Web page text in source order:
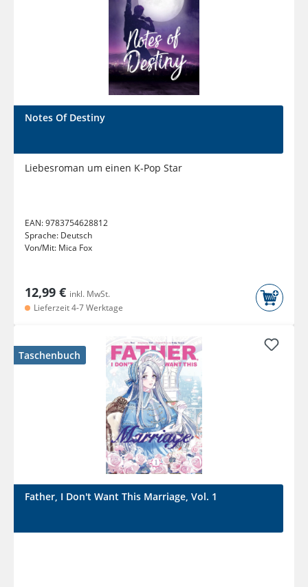
Notes Of Destiny
Liebesroman um einen K-Pop Star
EAN:9783754628812
Sprache: Deutsch
Von/Mit: Mica Fox
12,99 € inkl. MwSt.
Lieferzeit 4-7 Werktage
Taschenbuch
Father, I Don't Want This Marriage, Vol. 1